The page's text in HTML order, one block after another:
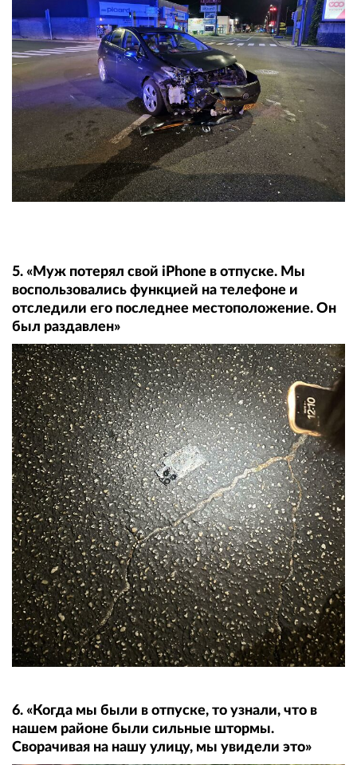
5. «Муж потерял свой iPhone в отпуске. Мы
воспользовались функцией на телефоне и
отследили его последнее местоположение. Он
был раздавлен»
6. «Когда мы были в отпуске, то узнали, что в
нашем районе были сильные штормы.
Сворачивая на нашу улицу, мы увидели это»